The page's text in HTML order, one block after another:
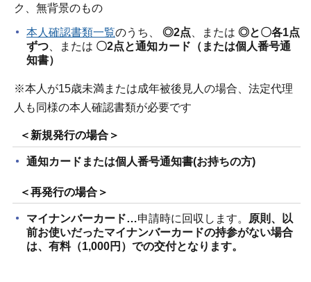
ク、無背景のもの
本人確認書類一覧のうち、 ◎2点 、または ◎と〇各1点
ずつ 、または 〇2点と通知カード（または個人番号通
知書）
※本人が15歳未満または成年被後見人の場合、法定代理
人も同様の本人確認書類が必要です
＜新規発行の場合＞
通知カードまたは個人番号通知書(お持ちの方)
＜再発行の場合＞
マイナンバーカード…申請時に回収します。
原則、以
前お使いだったマイナンバーカードの持参がない場合
は、有料（1,000円）での交付となります。